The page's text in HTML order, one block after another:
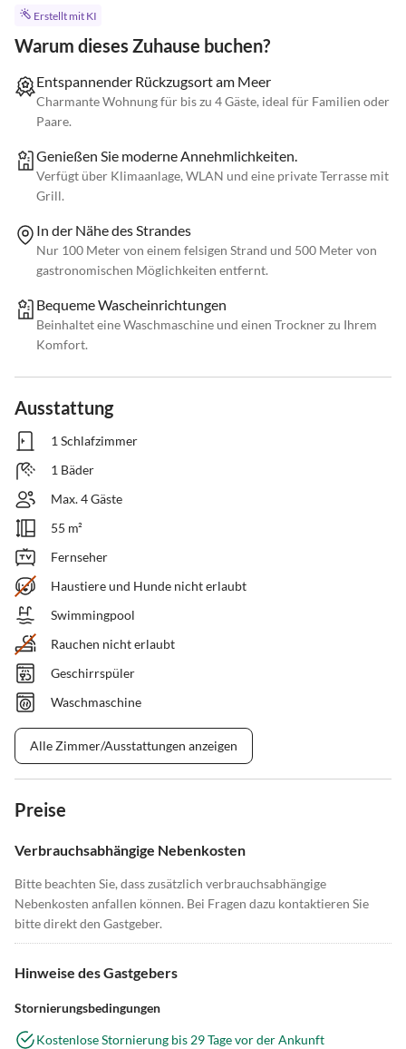
Erstellt mit KI
Warum dieses Zuhause buchen?
Entspannender Rückzugsort am Meer
Charmante Wohnung für bis zu 4 Gäste, ideal für Familien oder
Paare.
Genießen Sie moderne Annehmlichkeiten.
Verfügt über Klimaanlage, WLAN und eine private Terrasse mit
Grill.
In der Nähe des Strandes
Nur 100 Meter von einem felsigen Strand und 500 Meter von
gastronomischen Möglichkeiten entfernt.
Bequeme Wascheinrichtungen
Beinhaltet eine Waschmaschine und einen Trockner zu Ihrem
Komfort.
Ausstattung
1 Schlafzimmer
1 Bäder
Max. 4 Gäste
55 m²
Fernseher
Haustiere und Hunde nicht erlaubt
Swimmingpool
Rauchen nicht erlaubt
Geschirrspüler
Waschmaschine
Alle Zimmer/Ausstattungen anzeigen
Preise
Verbrauchsabhängige Nebenkosten
Bitte beachten Sie, dass zusätzlich verbrauchsabhängige
Nebenkosten anfallen können. Bei Fragen dazu kontaktieren Sie
bitte direkt den Gastgeber.
Hinweise des Gastgebers
Stornierungsbedingungen
Kostenlose Stornierung bis 29 Tage vor der Ankunft